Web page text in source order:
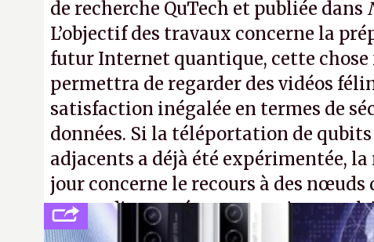
de recherche QuTech et publiée dans
L’objectif des travaux concerne la
futur Internet quantique, cette
permettra de regarder des vidéos
satisfaction inégalée en termes de
données. Si la téléportation de
adjacents a déjà été expérimentée, la
jour concerne le recours à des
ne pas dire un réseau quantique
interactif (avec l’option Péritel).